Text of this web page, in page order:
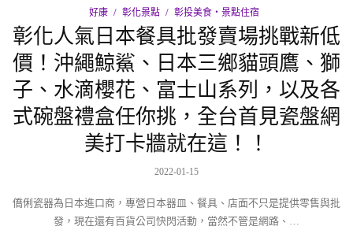
好康 彰化景點 彰投美食‧景點住宿
彰化人氣日本餐具批發賣場挑戰新低
價！沖繩鯨鯊、日本三鄉貓頭鷹、獅
子、水滴櫻花、富士山系列，以及各
式碗盤禮盒任你挑，全台首見瓷盤網
美打卡牆就在這！！
2022-01-15
僑俐瓷器為日本進口商，專營日本器皿、餐具、店面不只是提供零售與批
發，現在還有百貨公司快閃活動，當然不管是網路、…